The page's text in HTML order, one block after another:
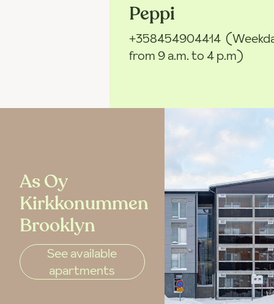
Peppi
+358454904414
from 9 a.m. to 4 p.m)
As Oy
Kirkkonummen
Brooklyn
See available
apartments